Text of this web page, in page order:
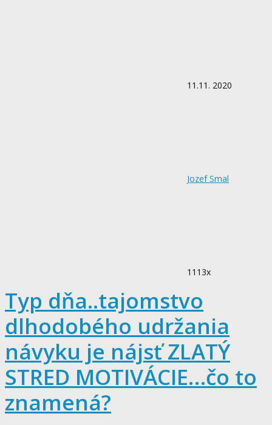
11.11. 2020
Jozef Smal
1113x
Typ dňa..tajomstvo
dlhodobého udržania
návyku je nájsť ZLATÝ
STRED MOTIVÁCIE…čo to
znamená?